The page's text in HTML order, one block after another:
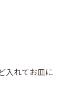
入れてお皿に